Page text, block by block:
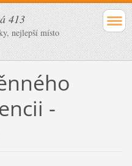
413
nejlepší místo
-